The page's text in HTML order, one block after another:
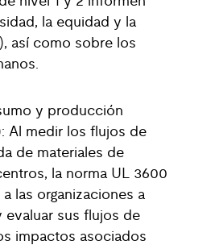
la equidad y la
así como sobre los
y producción
Al medir los flujos de
de materiales de
la norma UL 3600
las organizaciones a
evaluar sus flujos de
impactos asociados